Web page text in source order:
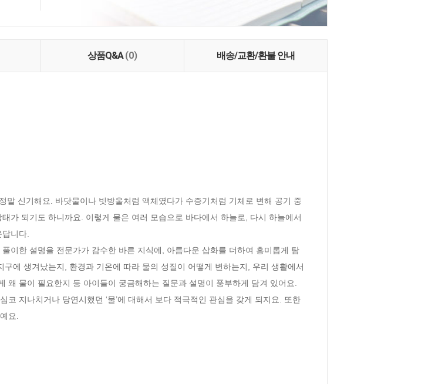
상품Q&A(0) 배송/교환/환불 안내
신기해요. 바닷물이나 빗방울처럼 액체였다가 수증기처럼 기체로 변해 공기 중
가 되기도 하니까요. 이렇게 물은 여러 모습으로 바다에서 하늘로, 다시 하늘에서
니다.
풀이한 설명을 전문가가 감수한 바른 지식에, 아름다운 삽화를 더하여 흥미롭게 탐
에 생겨났는지, 환경과 기온에 따라 물의 성질이 어떻게 변하는지, 우리 생활에서
물이 필요한지 등 아이들이 궁금해하는 질문과 설명이 풍부하게 담겨 있어요.
지나치거나 당연시했던 ‘물’에 대해서 보다 적극적인 관심을 갖게 되지요. 또한
요.